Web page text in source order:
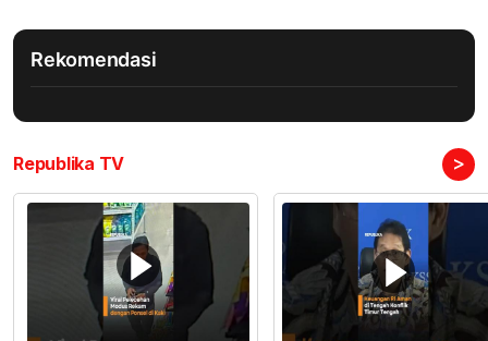
Rekomendasi
Republika TV >